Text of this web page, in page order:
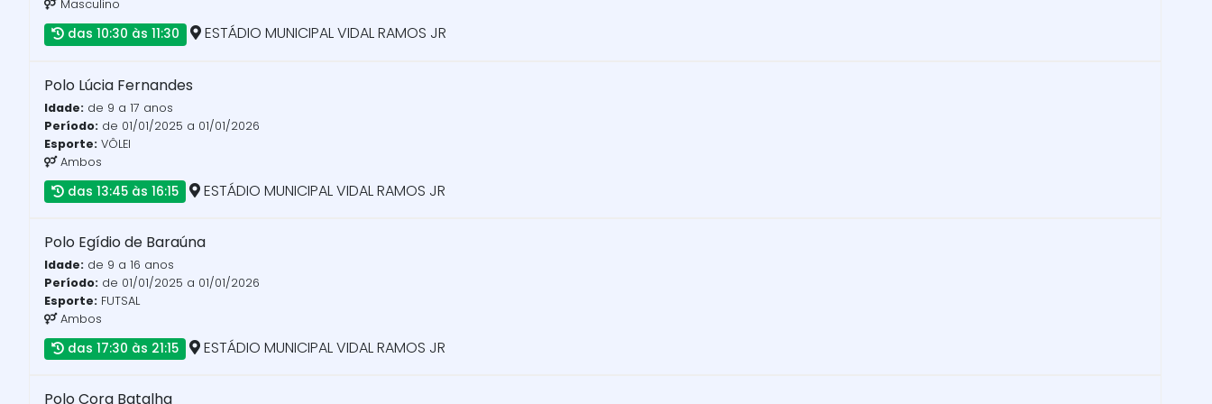
Masculino
das 10:30 às 11:30 ESTÁDIO MUNICIPAL VIDAL RAMOS JR
Polo Lúcia Fernandes
Idade: de 9 a 17 anos
Período: de 01/01/2025 a 01/01/2026
Esporte: VÔLEI
Ambos
das 13:45 às 16:15 ESTÁDIO MUNICIPAL VIDAL RAMOS JR
Polo Egídio de Baraúna
Idade: de 9 a 16 anos
Período: de 01/01/2025 a 01/01/2026
Esporte: FUTSAL
Ambos
das 17:30 às 21:15 ESTÁDIO MUNICIPAL VIDAL RAMOS JR
Polo Cora Batalha